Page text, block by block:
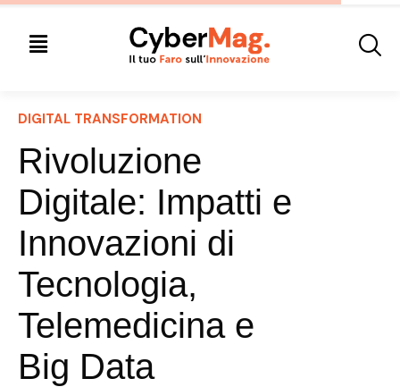
DIGITAL TRANSFORMATION
Rivoluzione
Digitale: Impatti e
Innovazioni di
Tecnologia,
Telemedicina e
Big Data